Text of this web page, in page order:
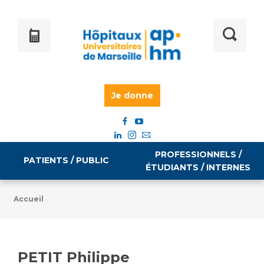
Je donne
PATIENTS / PUBLIC
PROFESSIONNELS /
ÉTUDIANTS / INTERNES
Emploi / formation
Accueil
PETIT Philippe